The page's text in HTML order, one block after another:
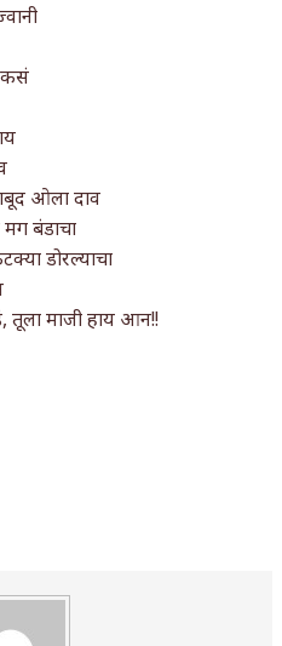
समाजसेवेचा ध्यास : डॉ. राहुल
म्हणजे धोका टळला असे नाही!
घडलेल्या महत्त्वाच्या घटना
कसं
ओला दाव
बंडाचा
डोरल्याचा
तूला माजी हाय आन!!